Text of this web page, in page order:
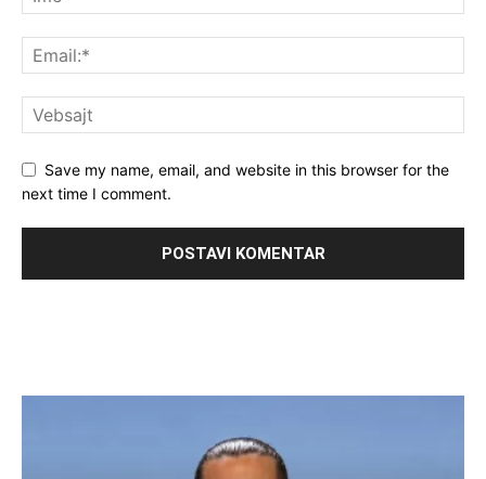
Save my name, email, and website in this browser for the
next time I comment.